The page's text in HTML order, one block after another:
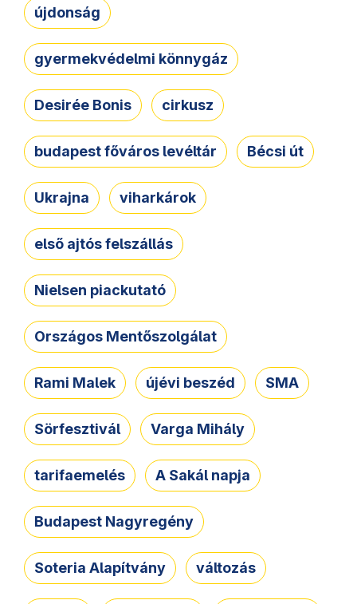
újdonság
gyermekvédelmi könnygáz
Desirée Bonis cirkusz
budapest főváros levéltár Bécsi út
Ukrajna viharkárok
első ajtós felszállás
Nielsen piackutató
Országos Mentőszolgálat
Rami Malek újévi beszéd SMA
Sörfesztivál Varga Mihály
tarifaemelés A Sakál napja
Budapest Nagyregény
Soteria Alapítvány változás